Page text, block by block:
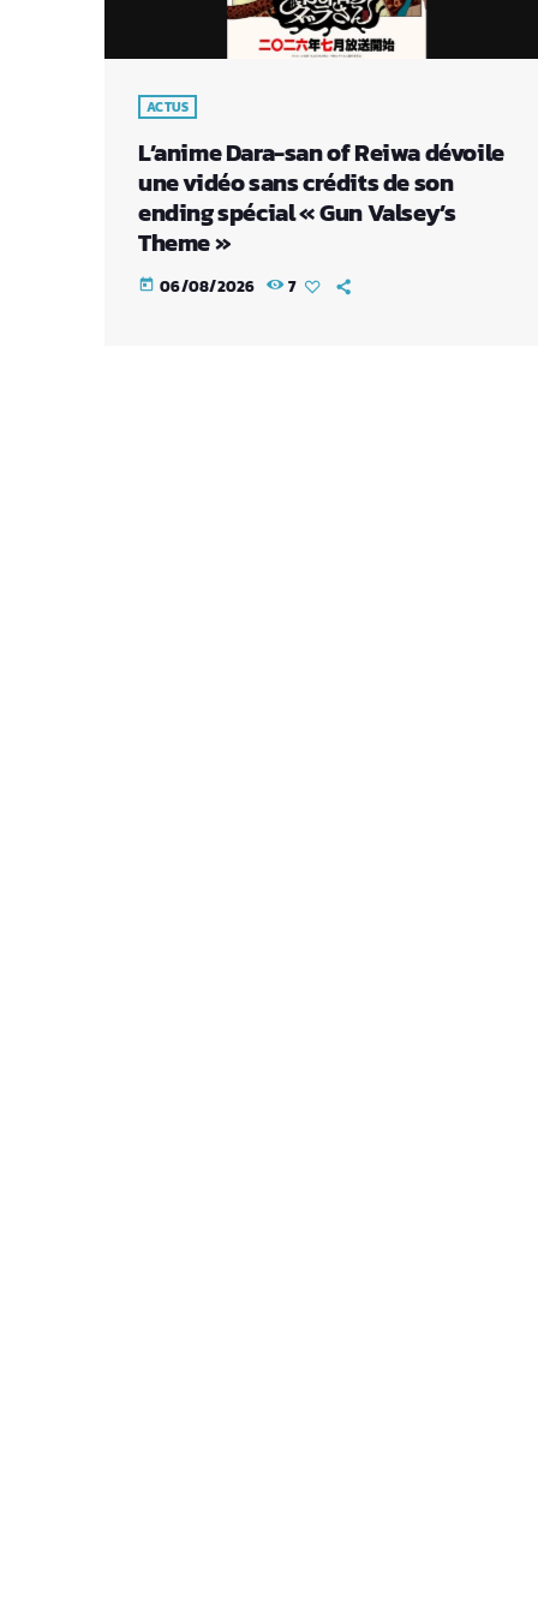
ACTUS
L’anime Dara-san of Reiwa dévoile
une vidéo sans crédits de son
ending spécial « Gun Valsey’s
Theme »
today 06/08/2026 7